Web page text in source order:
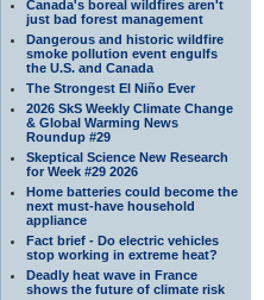
Canada's boreal wildfires aren't
just bad forest management
Dangerous and historic wildfire
smoke pollution event engulfs
the U.S. and Canada
The Strongest El Niño Ever
2026 SkS Weekly Climate Change
& Global Warming News
Roundup #29
Skeptical Science New Research
for Week #29 2026
Home batteries could become the
next must-have household
appliance
Fact brief - Do electric vehicles
stop working in extreme heat?
Deadly heat wave in France
shows the future of climate risk